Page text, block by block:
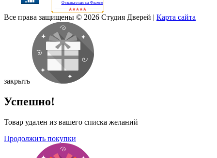
Отзывы о нас на Флампе
Все права защищены © 2026 Студия Дверей | Карта сайта
закрыть
Успешно!
Товар удален из вашего списка желаний
Продолжить покупки